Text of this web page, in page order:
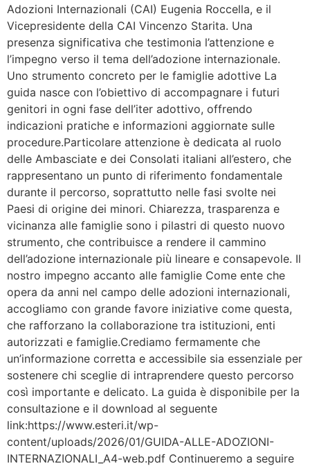
Adozioni Internazionali (CAI) Eugenia Roccella, e il
Vicepresidente della CAI Vincenzo Starita. Una
presenza significativa che testimonia l’attenzione e
l’impegno verso il tema dell’adozione internazionale.
Uno strumento concreto per le famiglie adottive La
guida nasce con l’obiettivo di accompagnare i futuri
genitori in ogni fase dell’iter adottivo, offrendo
indicazioni pratiche e informazioni aggiornate sulle
procedure.Particolare attenzione è dedicata al ruolo
delle Ambasciate e dei Consolati italiani all’estero, che
rappresentano un punto di riferimento fondamentale
durante il percorso, soprattutto nelle fasi svolte nei
Paesi di origine dei minori. Chiarezza, trasparenza e
vicinanza alle famiglie sono i pilastri di questo nuovo
strumento, che contribuisce a rendere il cammino
dell’adozione internazionale più lineare e consapevole. Il
nostro impegno accanto alle famiglie Come ente che
opera da anni nel campo delle adozioni internazionali,
accogliamo con grande favore iniziative come questa,
che rafforzano la collaborazione tra istituzioni, enti
autorizzati e famiglie.Crediamo fermamente che
un’informazione corretta e accessibile sia essenziale per
sostenere chi sceglie di intraprendere questo percorso
così importante e delicato. La guida è disponibile per la
consultazione e il download al seguente
link:https://www.esteri.it/wp-
content/uploads/2026/01/GUIDA-ALLE-ADOZIONI-
INTERNAZIONALI_A4-web.pdf Continueremo a seguire